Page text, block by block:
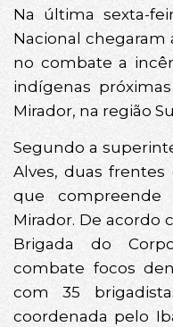
Na última sexta-
Nacional chegaram
no combate a
indígenas
Mirador, na região
Segundo a
Alves, duas
que compreende
Mirador. De acordo
Brigada do
combate focos
com 35
coordenada pelo